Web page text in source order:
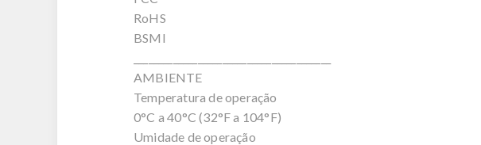
RoHS
BSMI
AMBIENTE
Temperatura de operação
0°C a 40°C (32°F a 104°F)
Umidade de operação